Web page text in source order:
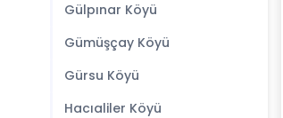
Gülpınar Köyü
Gümüşçay Köyü
Gürsu Köyü
Hacıaliler Köyü